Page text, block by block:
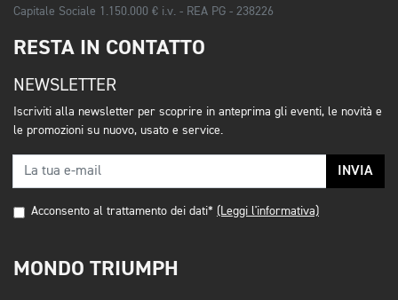
Capitale Sociale 1.150.000 € i.v. - REA PG - 238226
RESTA IN CONTATTO
NEWSLETTER
Iscriviti alla newsletter per scoprire in anteprima gli eventi, le novità e
le promozioni su nuovo, usato e service.
INVIA
Acconsento al trattamento dei dati* (Leggi l'informativa)
MONDO TRIUMPH